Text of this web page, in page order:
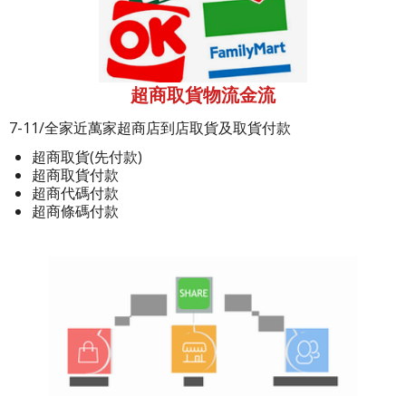
超商取貨物流金流
7-11/全家近萬家超商店到店取貨及取貨付款
超商取貨(先付款)
超商取貨付款
超商代碼付款
超商條碼付款